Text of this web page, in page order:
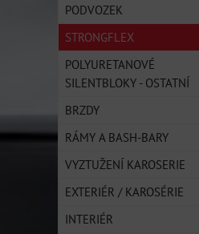
PODVOZEK
STRONGFLEX
POLYURETANOVÉ
SILENTBLOKY - OSTATNÍ
BRZDY
RÁMY A BASH-BARY
VYZTUŽENÍ KAROSERIE
EXTERIÉR / KAROSÉRIE
INTERIÉR